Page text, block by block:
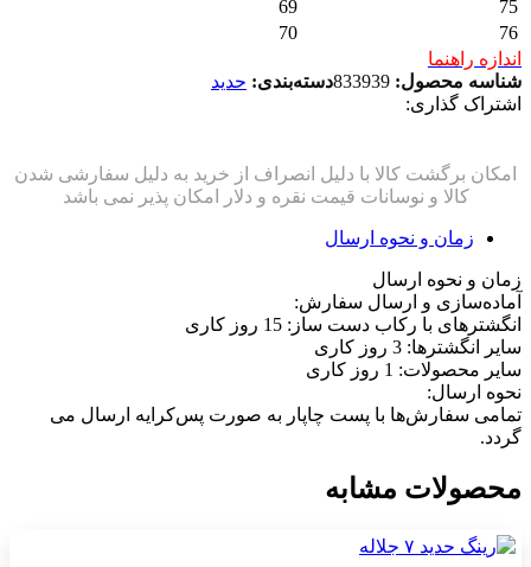
75
69
76
70
اندازه راهنما
شناسه محصول: 833939دسته‌بندی: حدید
اشتراک گذاری:
زمان و نحوه ارسال
زمان و نحوه ارسال
آماده‌سازی و ارسال سفارش:
انگشترهای با رکاب دست ساز: 15 روز کاری
سایر انگشترها: 3 روز کاری
سایر محصولات: 1 روز کاری
نحوه ارسال:
تمامی سفارش‌ها با پست چاپار به صورت پس‌کرایه ارسال می
گردد.
محصولات مشابه